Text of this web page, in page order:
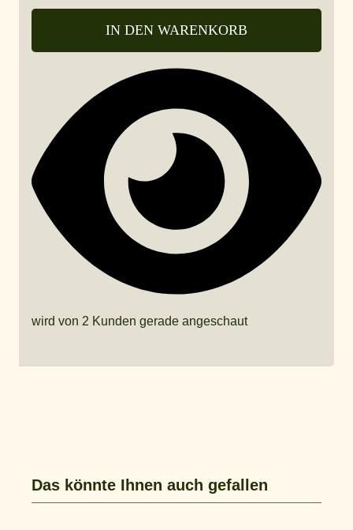
IN DEN WARENKORB
wird von 2 Kunden gerade angeschaut
Das könnte Ihnen auch gefallen